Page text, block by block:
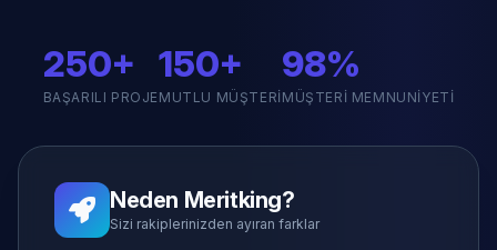
250+
BAŞARILI PROJE
150+
MUTLU MÜŞTERI
98%
MÜŞTERI MEMNUNIYETI
Neden Meritking?
Sizi rakiplerinizden ayıran farklar